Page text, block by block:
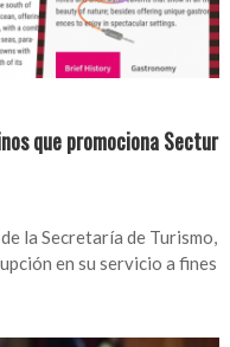
que promociona Sectur
la Secretaría de Turismo,
en su servicio a fines